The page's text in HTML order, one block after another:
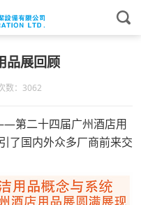
品展回顾
数：3062
第二十四届广州酒店用
了国内外众多厂商前来交